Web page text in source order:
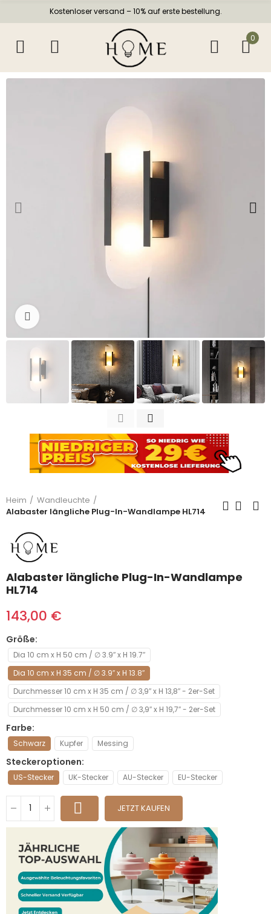
Kostenloser versand – 10% auf erste bestellung.
0
Heim
Wandleuchte
Alabaster längliche Plug-In-Wandlampe HL714
Alabaster längliche Plug-In-Wandlampe
HL714
143,00 €
Größe
Dia 10 cm x H 50 cm / ∅ 3.9″ x H 19.7″
Dia 10 cm x H 35 cm / ∅ 3.9″ x H 13.8″
Durchmesser 10 cm x H 35 cm / ∅ 3,9″ x H 13,8″ - 2er-Set
Durchmesser 10 cm x H 50 cm / ∅ 3,9″ x H 19,7″ - 2er-Set
Farbe
Schwarz Kupfer Messing
Steckeroptionen
US-Stecker UK-Stecker AU-Stecker EU-Stecker
JETZT KAUFEN